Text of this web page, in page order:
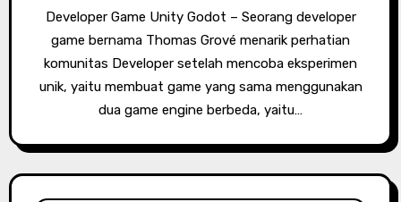
Developer Game Unity Godot – Seorang developer
game bernama Thomas Grové menarik perhatian
komunitas Developer setelah mencoba eksperimen
unik, yaitu membuat game yang sama menggunakan
dua game engine berbeda, yaitu…